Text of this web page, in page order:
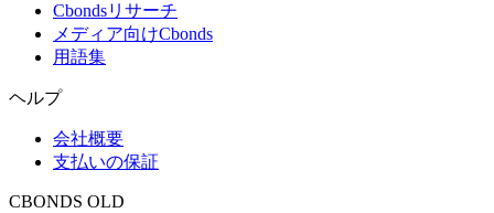
Cbondsリサーチ
メディア向けCbonds
用語集
ヘルプ
会社概要
支払いの保証
CBONDS OLD